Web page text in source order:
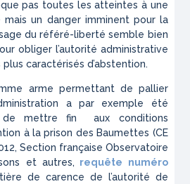
pas toutes les atteintes à une
un danger imminent pour la
du référé-liberté semble bien
obliger l’autorité administrative
caractérisés d’abstention.
arme permettant de pallier
a par exemple été
mettre fin aux conditions
à la prison des Baumettes (CE
Section française Observatoire
et autres, requête numéro
de carence de l’autorité de